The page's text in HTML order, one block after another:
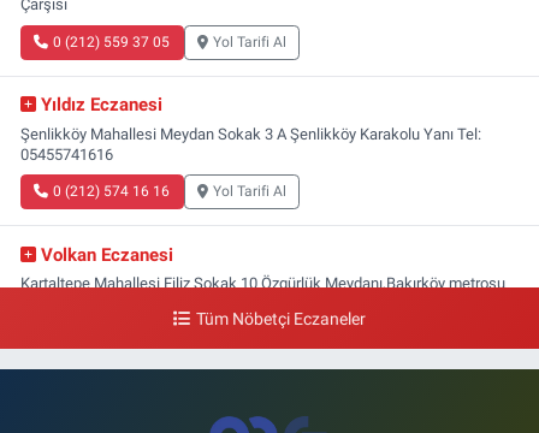
Çarşısı
0 (212) 559 37 05 Yol Tarifi Al
Yıldız Eczanesi
Şenlikköy Mahallesi Meydan Sokak 3 A Şenlikköy Karakolu Yanı Tel:
05455741616
0 (212) 574 16 16 Yol Tarifi Al
Volkan Eczanesi
Kartaltepe Mahallesi Filiz Sokak 10 Özgürlük Meydanı,Bakırköy metrosu
Tüm Nöbetçi Eczaneler